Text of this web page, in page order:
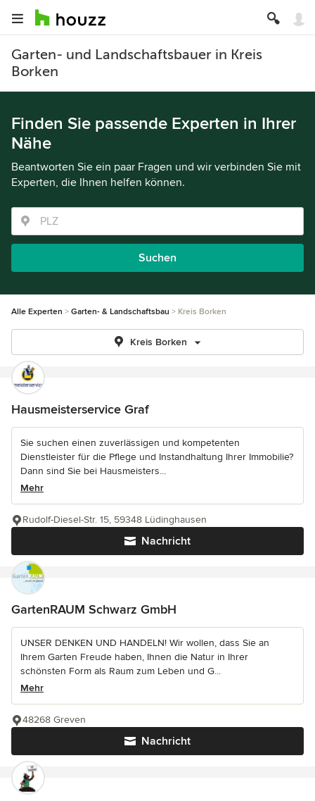
Garten- und Landschaftsbauer in Kreis
Borken
Finden Sie passende Experten in Ihrer
Nähe
Beantworten Sie ein paar Fragen und wir verbinden Sie mit
Experten, die Ihnen helfen können.
Suchen
Alle Experten Garten- & Landschaftsbau Kreis Borken
Kreis Borken
Hausmeisterservice Graf
Sie suchen einen zuverlässigen und kompetenten
Dienstleister für die Pflege und Instandhaltung Ihrer Immobilie?
Dann sind Sie bei Hausmeisters...
Mehr
Nachricht
Rudolf-Diesel-Str. 15, 59348 Lüdinghausen
GartenRAUM Schwarz GmbH
UNSER DENKEN UND HANDELN! Wir wollen, dass Sie an
Ihrem Garten Freude haben, Ihnen die Natur in Ihrer
schönsten Form als Raum zum Leben und G...
Mehr
Nachricht
48268 Greven